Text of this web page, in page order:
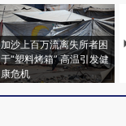
加沙上百万流离失所者困
于“塑料烤箱” 高温引发健
康危机